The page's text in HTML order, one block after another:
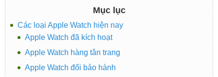
Mục lục
Các loại Apple Watch hiện nay
Apple Watch đã kích hoạt
Apple Watch hàng tân trang
Apple Watch đổi bảo hành